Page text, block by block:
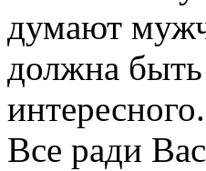
думают
должна
интересного.
Все ради